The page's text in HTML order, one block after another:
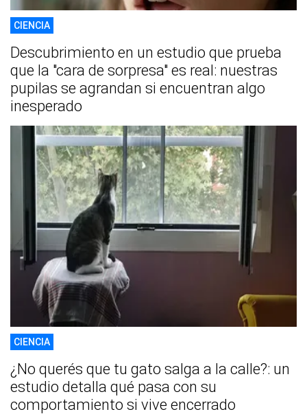
CIENCIA
Descubrimiento en un estudio que prueba
que la "cara de sorpresa" es real: nuestras
pupilas se agrandan si encuentran algo
inesperado
CIENCIA
¿No querés que tu gato salga a la calle?: un
estudio detalla qué pasa con su
comportamiento si vive encerrado